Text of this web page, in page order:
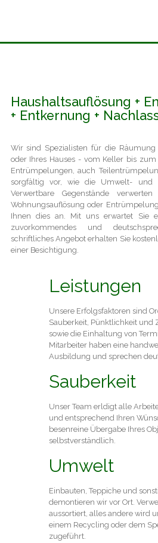
Haushaltsauflösung +
+ Entkernung +
Wir sind Spezialisten für die
oder Ihres Hauses - vom Keller bis
Entrümpelungen, auch
sorgfältig vor, wie die Umwelt- und
Verwertbare Gegenstände
Wohnungsauflösung oder
Ihnen dies an. Mit uns erwartet Sie
zuvorkommendes und
schriftliches Angebot erhalten Sie
einer Besichtigung.
Leistungen
Unsere Erfolgsfaktoren sind
Sauberkeit, Pünktlichkeit und
sowie die Einhaltung von
Mitarbeiter haben eine
Ausbildung und sprechen
Sauberkeit
Unser Team erldigt alle
und entsprechend Ihren
besenreine Übergabe Ihres
selbstverständlich.
Umwelt
Einbauten, Teppiche und
demontieren wir vor Ort.
aussortiert, alles andere wird
einem Recycling oder dem
zugeführt.